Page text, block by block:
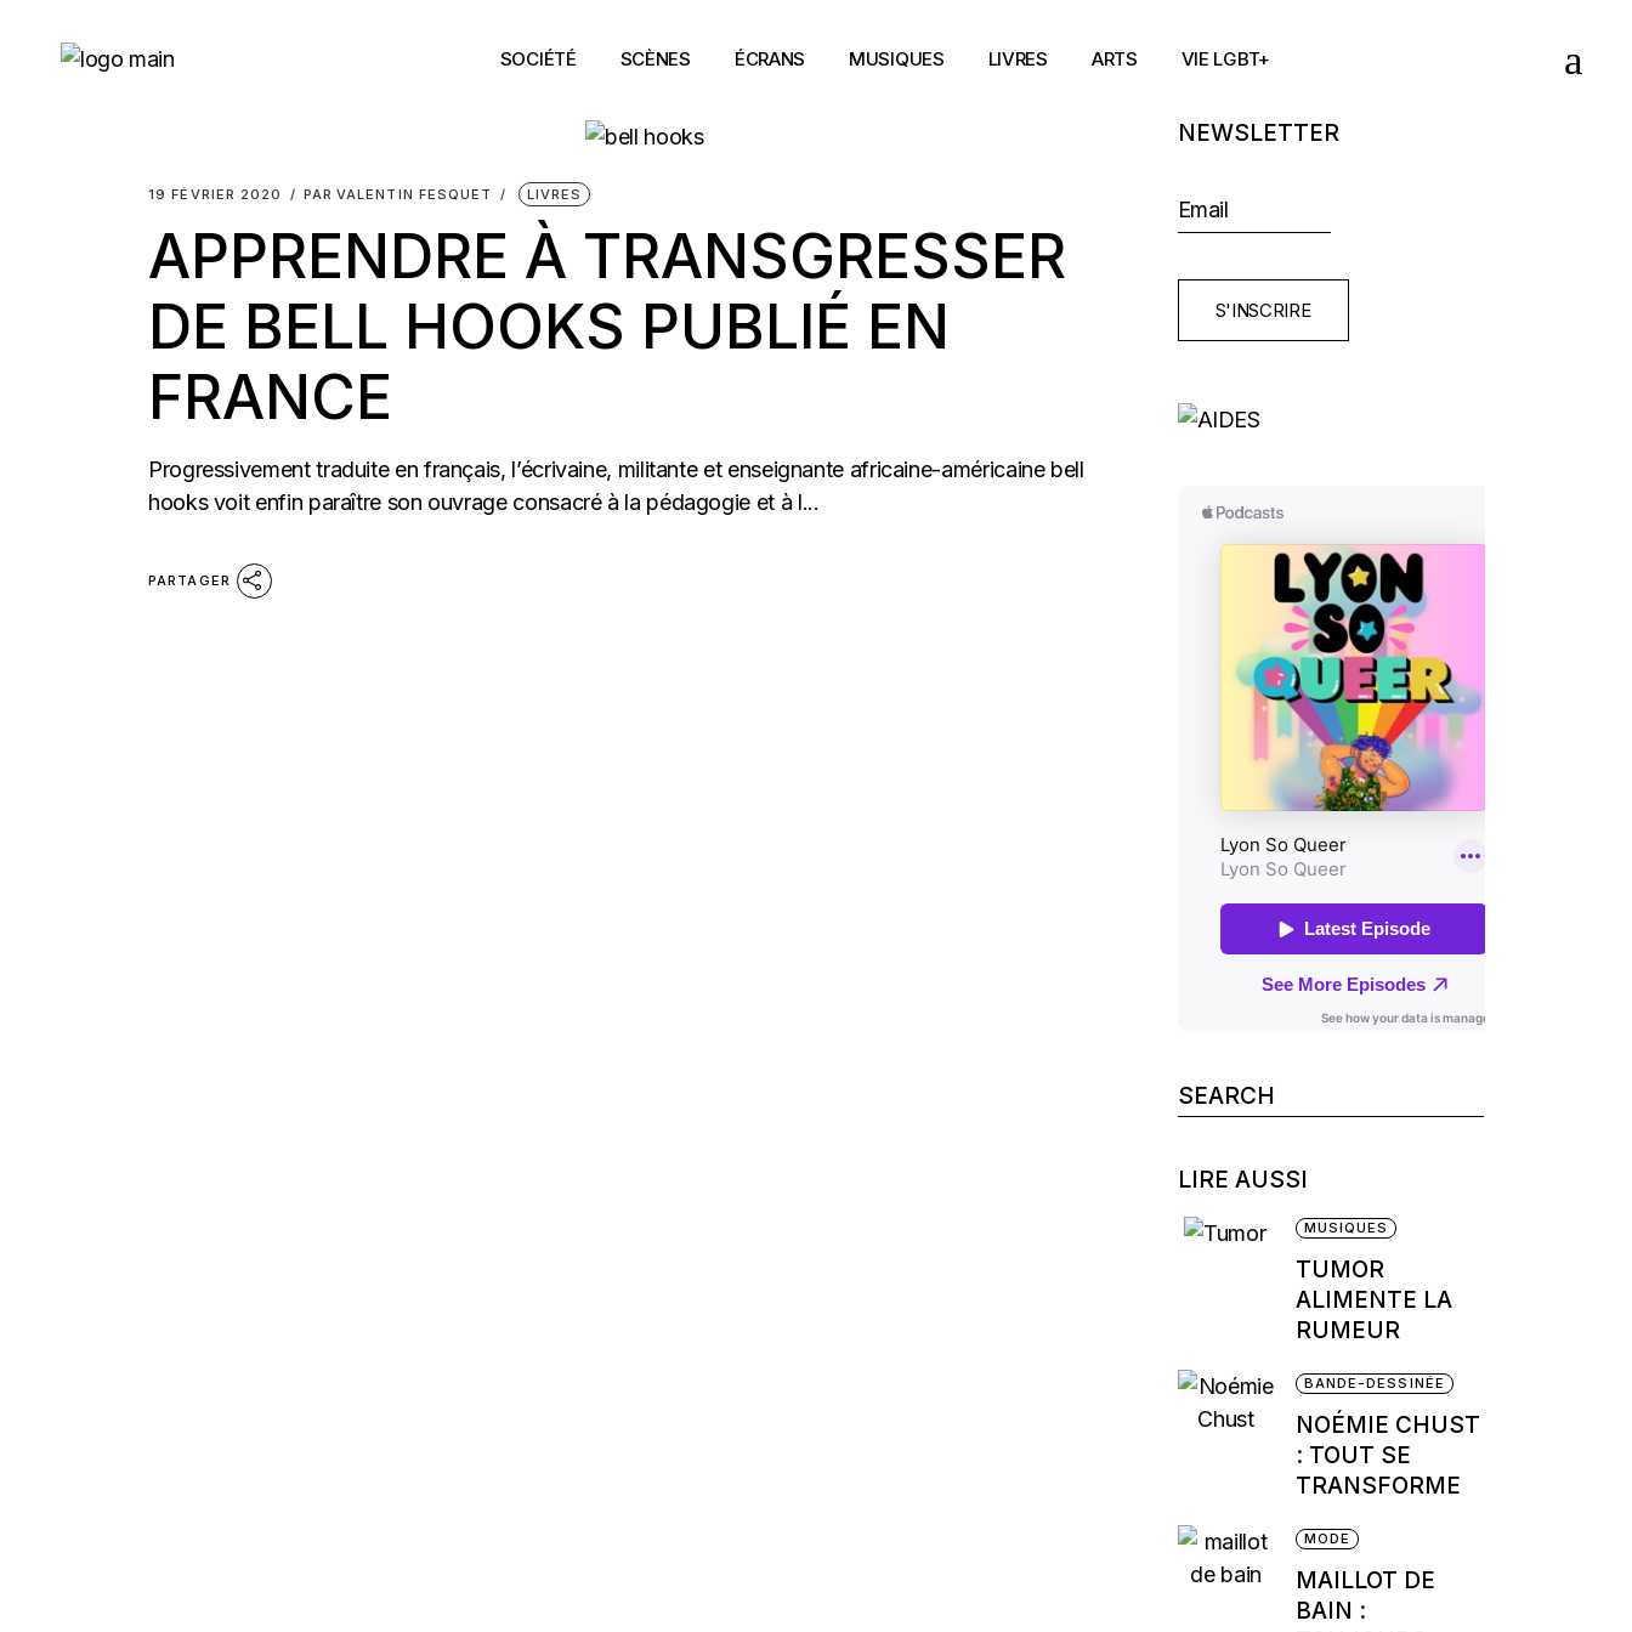
SOCIÉTÉ SCÈNES ÉCRANS MUSIQUES LIVRES ARTS VIE LGBT+
19 FÉVRIER 2020 PAR VALENTIN FESQUET LIVRES
APPRENDRE À TRANSGRESSER
DE BELL HOOKS PUBLIÉ EN
FRANCE
Progressivement traduite en français, l’écrivaine, militante et enseignante africaine-américaine bell
hooks voit enfin paraître son ouvrage consacré à la pédagogie et à l...
PARTAGER
NEWSLETTER
S'INSCRIRE
Search
for:
LIRE AUSSI
MUSIQUES
TUMOR
ALIMENTE LA
RUMEUR
BANDE-DESSINÉE
NOÉMIE CHUST
: TOUT SE
TRANSFORME
MODE
MAILLOT DE
BAIN :